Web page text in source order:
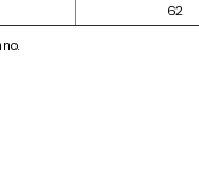
62